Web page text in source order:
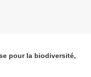
pour la biodiversité,